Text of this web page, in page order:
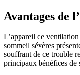
Avantages de
L’appareil de
sommeil sévères
souffrant de ce trouble
principaux bénéfices de